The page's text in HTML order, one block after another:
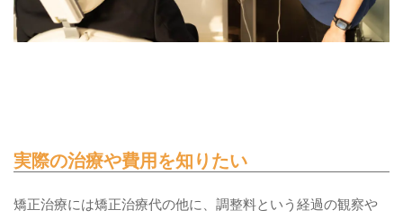
実際の治療や費用を知りたい
矯正治療には矯正治療代の他に、調整料という経過の観察や